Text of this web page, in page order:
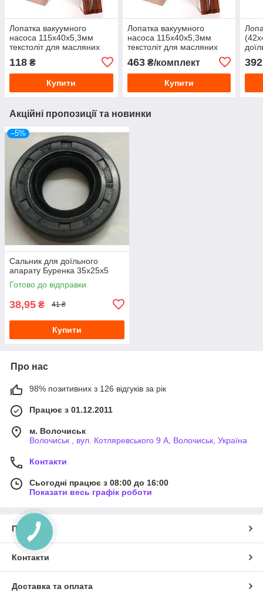
Лопатка вакуумного
насоса 115х40х5,3мм
текстоліт для масляних
10
118 ₴
Купити
Лопатка вакуумного
насоса 115х40х5,3мм
текстоліт для масляних
насосів типу УІД 10, АІД
10
463₴/комплект
Купити
392
Акційні пропозиції та новинки
–5%
Сальник для доїльного
апарату Буренка 35х25х5
Готово до відправки
38,95 ₴ 41 ₴
Купити
Про нас
98% позитивних з 126 відгуків за рік
Працює з 01.12.2011
м. Волочиськ
Волочиськ , вул. Котляревського 9 А, Волочиськ, Україна
Контакти
Сьогодні працює з 08:00 до 16:00
Показати весь графік роботи
Про нас
Контакти
Доставка та оплата